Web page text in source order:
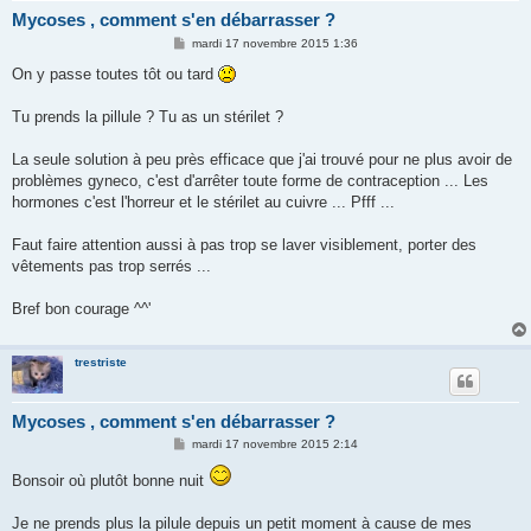
Mycoses , comment s'en débarrasser ?
M
s
g
mardi 17 novembre 2015 1:36
On y passe toutes tôt ou tard
Tu prends la pillule ? Tu as un stérilet ?
La seule solution à peu près efficace que j'ai trouvé pour ne plus avoir de
problèmes gyneco, c'est d'arrêter toute forme de contraception ... Les
hormones c'est l'horreur et le stérilet au cuivre ... Pfff ...
Faut faire attention aussi à pas trop se laver visiblement, porter des
vêtements pas trop serrés ...
Bref bon courage ^^'
trestriste
Mycoses , comment s'en débarrasser ?
M
s
e
mardi 17 novembre 2015 2:14
Bonsoir où plutôt bonne nuit
Je ne prends plus la pilule depuis un petit moment à cause de mes